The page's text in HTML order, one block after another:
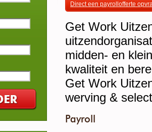
Direct een payrollofferte
Get Work
midden- en
kwaliteit en
Get Work
werving &
Payroll